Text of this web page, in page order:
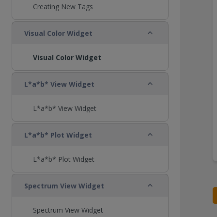
Creating New Tags
Visual Color Widget Replier
Visual Color Widget
L*a*b* View Widget Replier
L*a*b* View Widget
L*a*b* Plot Widget Replier
L*a*b* Plot Widget
Spectrum View Widget Replier
Spectrum View Widget